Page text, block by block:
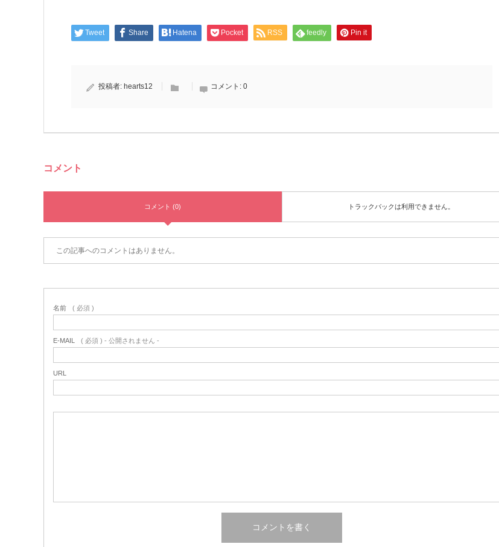
Tweet Share Hatena Pocket RSS feedly Pin it
投稿者: hearts12 コメント: 0
コメント
コメント (0) トラックバックは利用できません。
この記事へのコメントはありません。
名前 ( 必須 )
E-MAIL ( 必須 ) - 公開されません -
URL